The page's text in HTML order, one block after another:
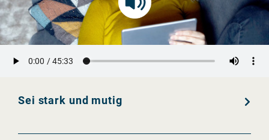
Sei stark und mutig